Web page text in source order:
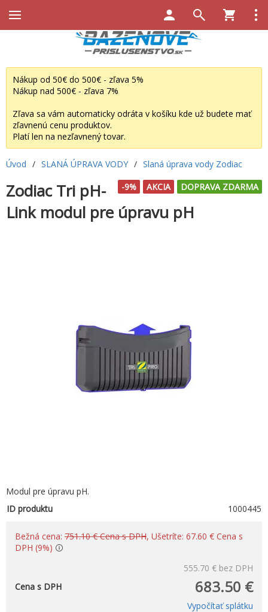
Nákup od 50€ do 500€ - zľava 5%
Nákup nad 500€ - zľava 7%
Zľava sa vám automaticky odráta v košíku kde už budete mať
zľavnenú cenu produktov.
Platí len na nezľavnený tovar.
Úvod / SLANÁ ÚPRAVA VODY / Slaná úprava vody Zodiac
DOPRAVA ZDARMA
AKCIA
-9%
Zodiac Tri pH-
Link modul pre úpravu pH
Modul pre úpravu pH.
ID produktu
1000445
Bežná cena: 751.10 € Cena s DPH, Ušetríte: 67.60 € Cena s
DPH (9%)
555.70 € bez DPH
683.50 €
Cena s DPH
Vypočítať splátku